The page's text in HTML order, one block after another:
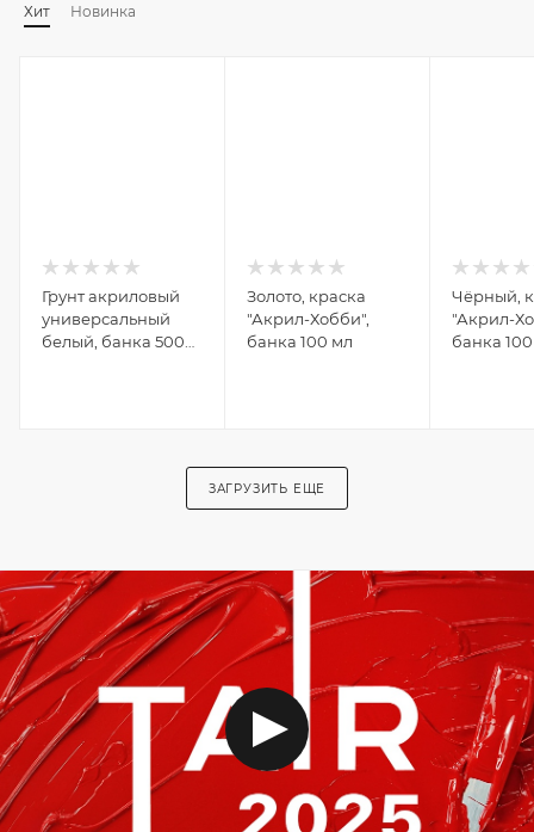
Хит Новинка
Грунт акриловый
универсальный
белый, банка 500
Золото, краска
"Акрил-Хобби",
банка 100 мл
Чёрный,
"Акрил-
банка
ЗАГРУЗИТЬ ЕЩЕ